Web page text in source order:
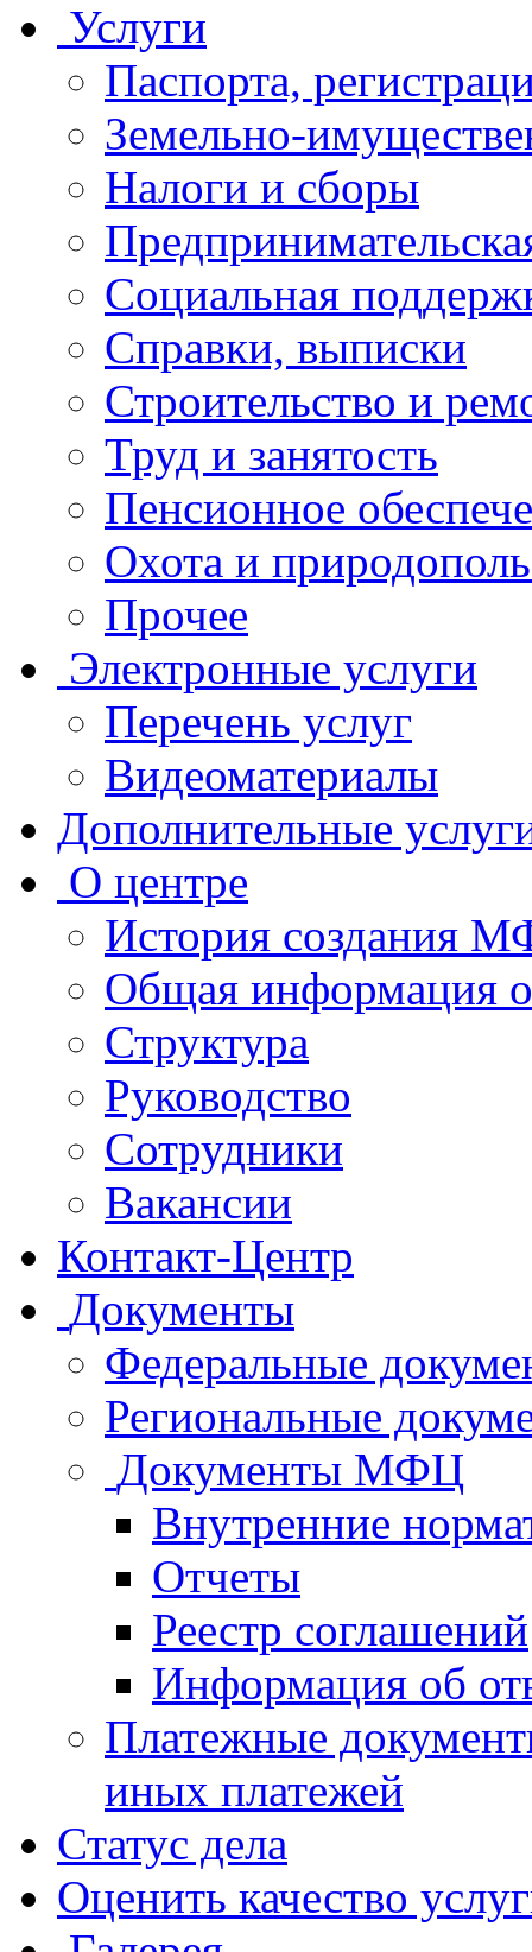
Услуги
Паспорта,
Земельно-
Налоги и сборы
Социальная
Справки, выписки
Строительство и
Труд и занятость
Пенсионное
Охота и
Прочее
Электронные услуги
Перечень услуг
Видеоматериалы
Дополнительные
О центре
История создания
Общая
Структура
Руководство
Сотрудники
Вакансии
Контакт-Центр
Документы
Федеральные
Региональные
Документы МФЦ
Внутренние
Отчеты
Реестр соглашений
Информация об
Платежные
иных платежей
Статус дела
Оценить качество